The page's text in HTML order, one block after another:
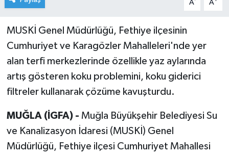
A A
MUSKİ Genel Müdürlüğü, Fethiye ilçesinin
Cumhuriyet ve Karagözler Mahalleleri'nde yer
alan terfi merkezlerinde özellikle yaz aylarında
artış gösteren koku problemini, koku giderici
filtreler kullanarak çözüme kavuşturdu.
MUĞLA (İGFA) - Muğla Büyükşehir Belediyesi Su
ve Kanalizasyon İdaresi (MUSKİ) Genel
Müdürlüğü, Fethiye ilçesi Cumhuriyet Mahallesi